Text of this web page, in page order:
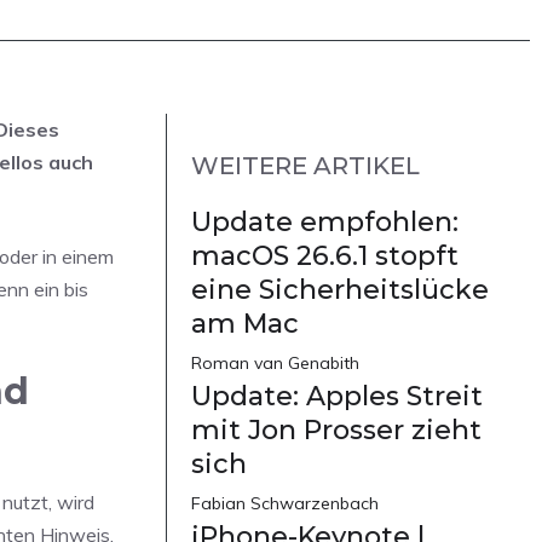
auch
in einem
ein bis
wird
Hinweis,
WEITERE ARTIKEL
Update empfohlen:
macOS 26.6.1 stopft
eine Sicherheitslücke
am Mac
Roman van Genabith
Update: Apples Streit
mit Jon Prosser zieht
sich
Fabian Schwarzenbach